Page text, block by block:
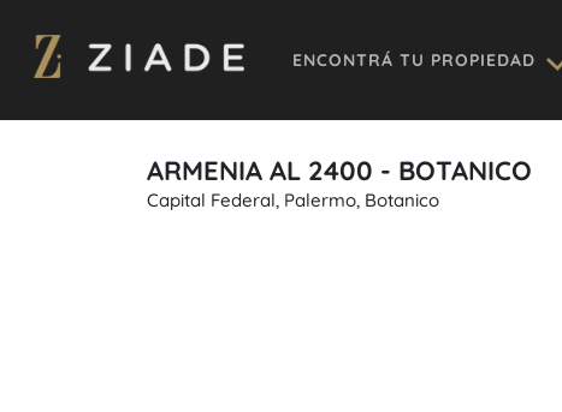
ENCONTRÁ TU PROPIEDAD
ARMENIA AL 2400 - BOTANICO
Capital Federal, Palermo, Botanico